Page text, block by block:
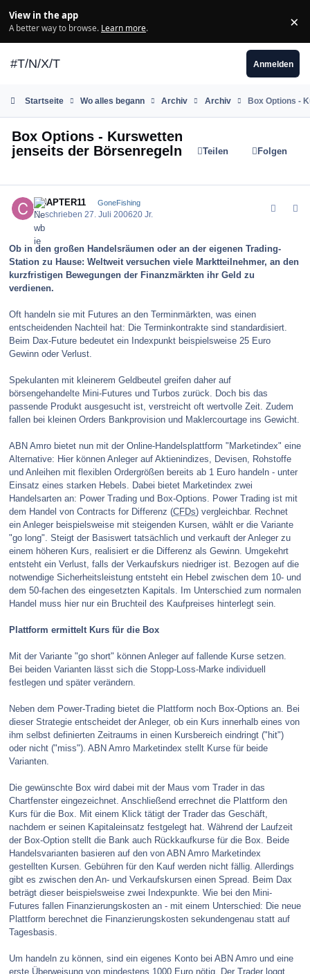
View in the app
A better way to browse. Learn more. ×
#T/N/X/T Anmelden
Startseite Wo alles begann Archiv Archiv Box Options -
Box Options - Kurswetten
jenseits der Börsenregeln
Teilen Folgen
CHAPTER11 GoneFishing
Geschrieben27. Juli 200620 Jr.
Ob in den großen Handelsräumen oder an der eigenen Trading-
Station zu Hause: Weltweit versuchen viele Marktteilnehmer, an den
kurzfristigen Bewegungen der Finanzmärkten ihr Geld zu
verdienen.
Oft handeln sie mit Futures an den Terminmärkten, was einen
entscheidenden Nachteil hat: Die Terminkontrakte sind standardisiert.
Beim Dax-Future bedeutet ein Indexpunkt beispielsweise 25 Euro
Gewinn oder Verlust.
Spekulanten mit kleinerem Geldbeutel greifen daher auf
börsengehandelte Mini-Futures und Turbos zurück. Doch bis das
passende Produkt ausgesucht ist, verstreicht oft wertvolle Zeit. Zudem
fallen bei kleinen Orders Bankprovision und Maklercourtage ins Gewicht.
ABN Amro bietet nun mit der Online-Handelsplattform "Marketindex" eine
Alternative: Hier können Anleger auf Aktienindizes, Devisen, Rohstoffe
und Anleihen mit flexiblen Ordergrößen bereits ab 1 Euro handeln - unter
Einsatz eines starken Hebels. Dabei bietet Marketindex zwei
Handelsarten an: Power Trading und Box-Options. Power Trading ist mit
dem Handel von Contracts for Differenz (CFDs) vergleichbar. Rechnet
ein Anleger beispielsweise mit steigenden Kursen, wählt er die Variante
"go long". Steigt der Basiswert tatsächlich und verkauft der Anleger zu
einem höheren Kurs, realisiert er die Differenz als Gewinn. Umgekehrt
entsteht ein Verlust, falls der Verkaufskurs niedriger ist. Bezogen auf die
notwendige Sicherheitsleistung entsteht ein Hebel zwischen dem 10- und
dem 50-fachen des eingesetzten Kapitals. Im Unterschied zum normalen
Handel muss hier nur ein Bruchteil des Kaufpreises hinterlegt sein.
Plattform ermittelt Kurs für die Box
Mit der Variante "go short" können Anleger auf fallende Kurse setzen.
Bei beiden Varianten lässt sich die Stopp-Loss-Marke individuell
festlegen und später verändern.
Neben dem Power-Trading bietet die Plattform noch Box-Options an. Bei
dieser Strategie entscheidet der Anleger, ob ein Kurs innerhalb eines von
ihm selbst definierten Zeitraums in einen Kursbereich eindringt ("hit")
oder nicht ("miss"). ABN Amro Marketindex stellt Kurse für beide
Varianten.
Die gewünschte Box wird dabei mit der Maus vom Trader in das
Chartfenster eingezeichnet. Anschließend errechnet die Plattform den
Kurs für die Box. Mit einem Klick tätigt der Trader das Geschäft,
nachdem er seinen Kapitaleinsatz festgelegt hat. Während der Laufzeit
der Box-Option stellt die Bank auch Rückkaufkurse für die Box. Beide
Handelsvarianten basieren auf den von ABN Amro Marketindex
gestellten Kursen. Gebühren für den Kauf werden nicht fällig. Allerdings
gibt es zwischen den An- und Verkaufskursen einen Spread. Beim Dax
beträgt dieser beispielsweise zwei Indexpunkte. Wie bei den Mini-
Futures fallen Finanzierungskosten an - mit einem Unterschied: Die neue
Plattform berechnet die Finanzierungskosten sekundengenau statt auf
Tagesbasis.
Um handeln zu können, sind ein eigenes Konto bei ABN Amro und eine
erste Überweisung von mindestens 1000 Euro nötig. Der Trader loggt